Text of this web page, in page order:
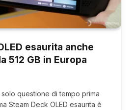
esaurita anche
512 GB in Europa
questione di tempo prima
Steam Deck OLED esaurita è